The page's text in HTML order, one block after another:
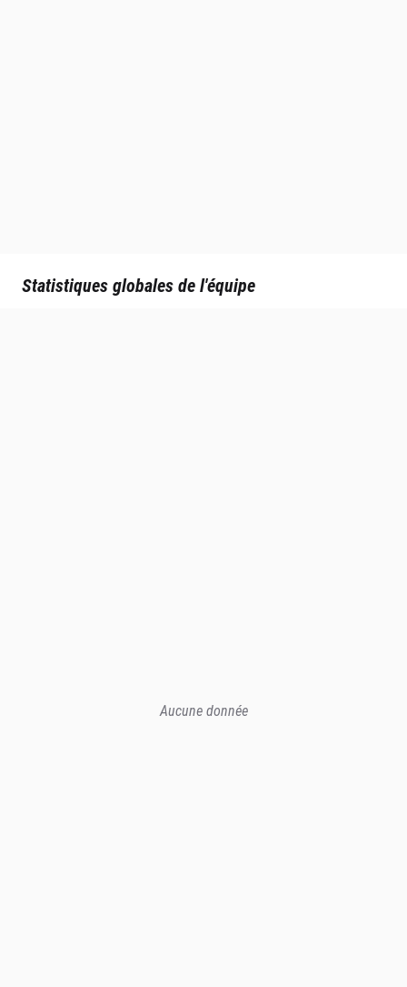
Statistiques globales de l'équipe
Aucune donnée